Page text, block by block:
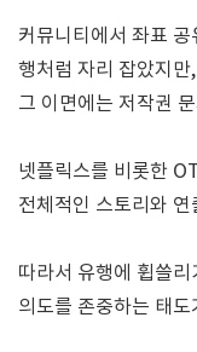
커뮤니티에서 좌표
행처럼 자리 잡았지만,
그 이면에는 저작권
넷플릭스를 비롯한
전체적인 스토리와
따라서 유행에 휩쓸
의도를 존중하는 태도